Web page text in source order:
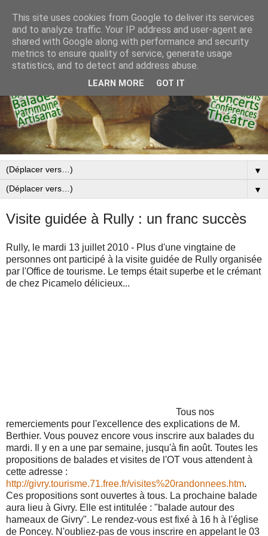
▼
▼
Visite guidée à Rully : un franc succès
Rully, le mardi 13 juillet 2010 - Plus d'une vingtaine de
personnes ont participé à la visite guidée de Rully organisée
par l'Office de tourisme. Le temps était superbe et le crémant
de chez Picamelo délicieux...
Tous nos
remerciements pour l'excellence des explications de M.
Berthier. Vous pouvez encore vous inscrire aux balades du
mardi. Il y en a une par semaine, jusqu'à fin août. Toutes les
propositions de balades et visites de l'OT vous attendent à
cette adresse :
http://givry.tourisme.71.free.fr/visites%20randonnees.htm.
Ces propositions sont ouvertes à tous. La prochaine balade
aura lieu à Givry. Elle est intitulée : "balade autour des
hameaux de Givry". Le rendez-vous est fixé à 16 h à l'église
de Poncey. N'oubliez-pas de vous inscrire en appelant le 03
This site uses cookies from Google to deliver its services
and to analyze traffic. Your IP address and user-agent are
shared with Google along with performance and security
metrics to ensure quality of service, generate usage
statistics, and to detect and address abuse.
LEARN MORE GOT IT